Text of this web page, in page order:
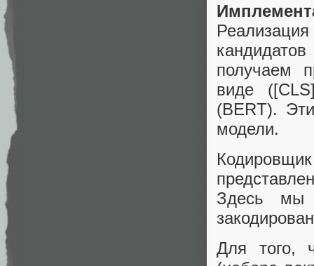
получаем
виде
(BERT).
модели.
Здесь мы
Для того,